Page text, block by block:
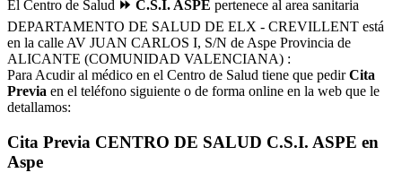
El Centro de Salud ⏩ C.S.I. ASPE pertenece al area sanitaria
DEPARTAMENTO DE SALUD DE ELX - CREVILLENT está
en la calle AV JUAN CARLOS I, S/N de Aspe Provincia de
ALICANTE (COMUNIDAD VALENCIANA) :
Para Acudir al médico en el Centro de Salud tiene que pedirCita
Previa en el teléfono siguiente o de forma online en la web que le
detallamos:
Cita Previa CENTRO DE SALUD C.S.I. ASPE en
Aspe